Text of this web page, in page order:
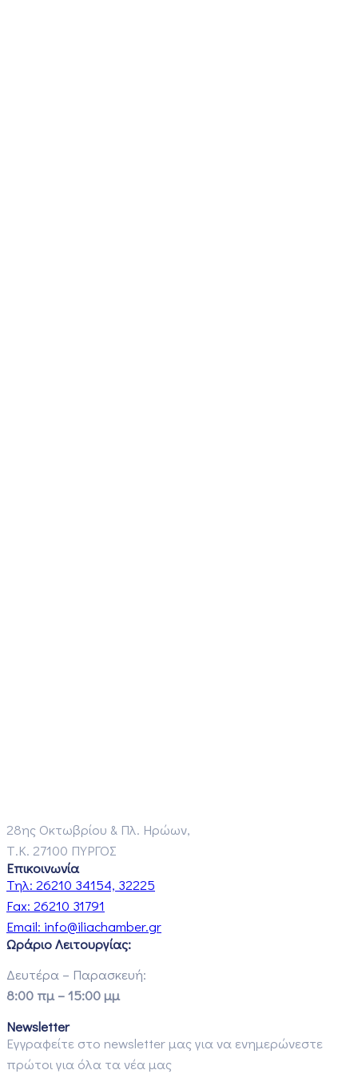
28ης Οκτωβρίου & Πλ. Ηρώων,
Τ.Κ. 27100 ΠΥΡΓΟΣ
Επικοινωνία
Τηλ: 26210 34154, 32225
Fax: 26210 31791
Email: info@iliachamber.gr
Ωράριο Λειτουργίας:
Δευτέρα – Παρασκευή:
8:00 πμ – 15:00 μμ
Newsletter
Εγγραφείτε στο newsletter μας για να ενημερώνεστε
πρώτοι για όλα τα νέα μας